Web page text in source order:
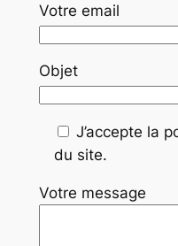
Votre email
Objet
J’accepte la
du site.
Votre message